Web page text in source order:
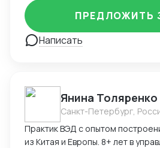
организациями; логистика,
цены; начальная бухгалтерия,
письменные; участие в
Опыт организации ВЭД «с нуля»,
ведение переговоров от лица
командировок (Россия и
ИИ, Miscrosoft office, 1С
техника; английский
(начальный уровень)
Написать
ПРЕДЛОЖИТЬ
Янина Толяренко
Санкт-Петербург,
Практик ВЭД с опытом
из Китая и Европы. 8+ лет в